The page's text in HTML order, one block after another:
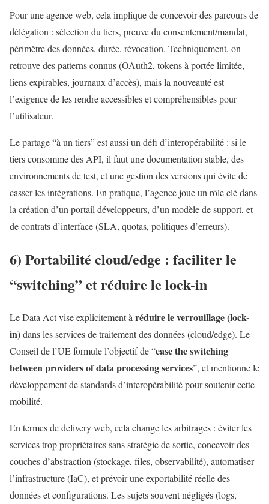
Pour une agence web, cela implique de concevoir des parcours de
délégation : sélection du tiers, preuve du consentement/mandat,
périmètre des données, durée, révocation. Techniquement, on
retrouve des patterns connus (OAuth2, tokens à portée limitée,
liens expirables, journaux d’accès), mais la nouveauté est
l’exigence de les rendre accessibles et compréhensibles pour
l’utilisateur.
Le partage “à un tiers” est aussi un défi d’interopérabilité : si le
tiers consomme des API, il faut une documentation stable, des
environnements de test, et une gestion des versions qui évite de
casser les intégrations. En pratique, l’agence joue un rôle clé dans
la création d’un portail développeurs, d’un modèle de support, et
de contrats d’interface (SLA, quotas, politiques d’erreurs).
6) Portabilité cloud/edge : faciliter le
“switching” et réduire le lock-in
Le Data Act vise explicitement à réduire le verrouillage (lock-
in)dans les services de traitement des données (cloud/edge). Le
Conseil de l’UE formule l’objectif de “ease the switching
between providers of data processing services”, et mentionne le
développement de standards d’interopérabilité pour soutenir cette
mobilité.
En termes de delivery web, cela change les arbitrages : éviter les
services trop propriétaires sans stratégie de sortie, concevoir des
couches d’abstraction (stockage, files, observabilité), automatiser
l’infrastructure (IaC), et prévoir une exportabilité réelle des
données et configurations. Les sujets souvent négligés (logs,